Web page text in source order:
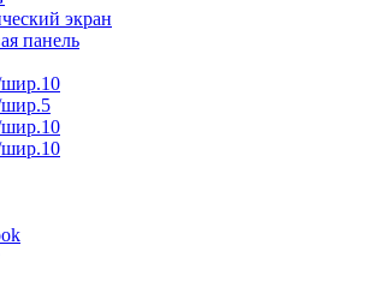
экран
панель